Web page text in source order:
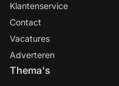
Klantenservice
Contact
Vacatures
Adverteren
Thema's